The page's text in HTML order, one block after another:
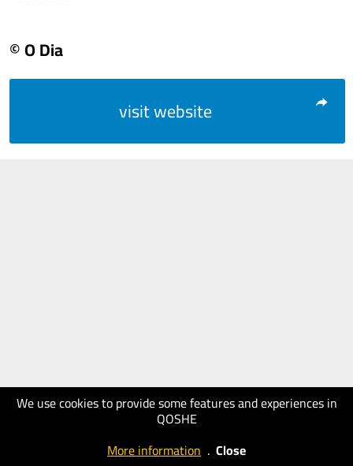
We use cookies to provide some features and experiences in
QOSHE
More information . Close
© O Dia
visit website